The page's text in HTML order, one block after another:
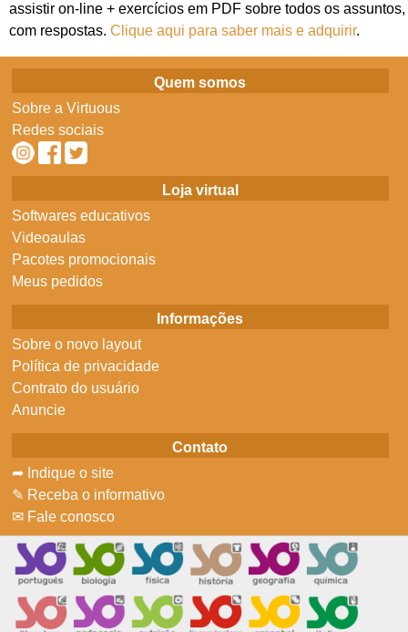
assistir on-line + exercícios em PDF sobre todos os assuntos,
com respostas. Clique aqui para saber mais e adquirir.
Quem somos
Sobre a Virtuous
Redes sociais
Loja virtual
Softwares educativos
Videoaulas
Pacotes promocionais
Meus pedidos
Informações
Sobre o novo layout
Política de privacidade
Contrato do usuário
Anuncie
Contato
➦ Indique o site
✎ Receba o informativo
✉ Fale conosco